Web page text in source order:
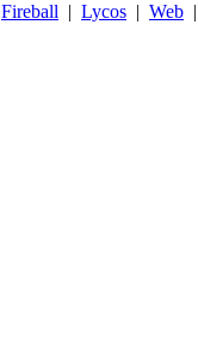
Fireball | Lycos | Web